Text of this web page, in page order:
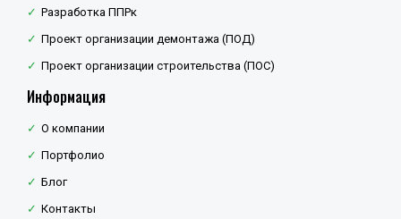
Разработка ППРк
Проект организации демонтажа (ПОД)
Проект организации строительства (ПОС)
Информация
О компании
Портфолио
Блог
Контакты